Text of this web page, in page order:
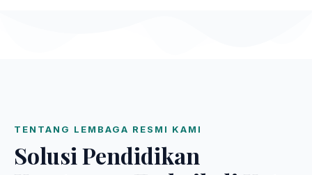
TENTANG LEMBAGA RESMI KAMI
Solusi Pendidikan